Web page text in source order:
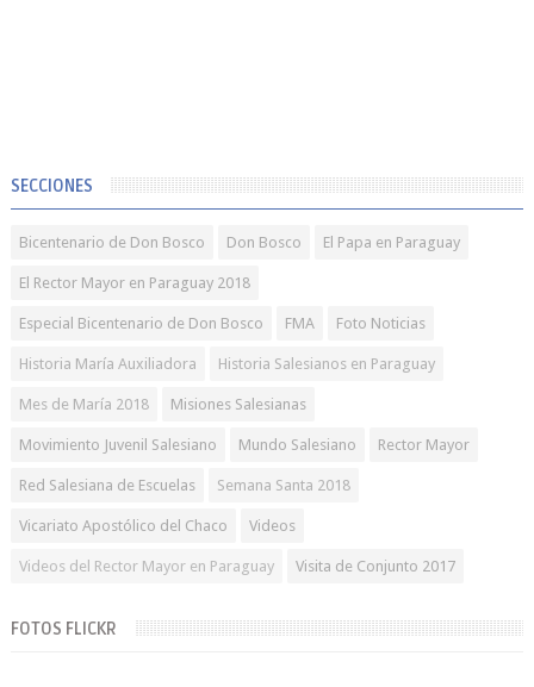
SECCIONES
Bicentenario de Don Bosco Don Bosco El Papa en Paraguay
El Rector Mayor en Paraguay 2018
Especial Bicentenario de Don Bosco FMA Foto Noticias
Historia María Auxiliadora Historia Salesianos en Paraguay
Mes de María 2018 Misiones Salesianas
Movimiento Juvenil Salesiano Mundo Salesiano Rector Mayor
Red Salesiana de Escuelas Semana Santa 2018
Vicariato Apostólico del Chaco Videos
Videos del Rector Mayor en Paraguay Visita de Conjunto 2017
FOTOS FLICKR